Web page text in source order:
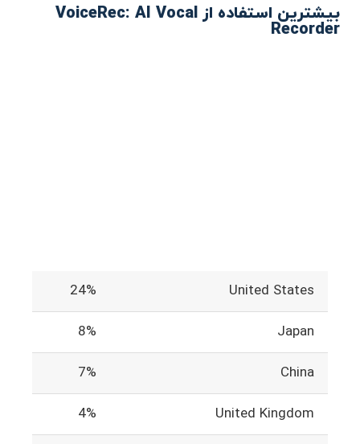
بیشترین استفاده از VoiceRec: AI Vocal
Recorder
United States
24%
Japan
8%
China
7%
United Kingdom
4%